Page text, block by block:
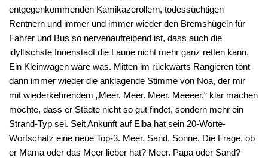
entgegenkommenden Kamikazerollern, todessüchtigen
Rentnern und immer und immer wieder den Bremshügeln für
Fahrer und Bus so nervenaufreibend ist, dass auch die
idyllischste Innenstadt die Laune nicht mehr ganz retten kann.
Ein Kleinwagen wäre was. Mitten im rückwärts Rangieren tönt
dann immer wieder die anklagende Stimme von Noa, der mir
mit wiederkehrendem „Meer. Meer. Meer. Meeeer.“ klar machen
möchte, dass er Städte nicht so gut findet, sondern mehr ein
Strand-Typ sei. Seit Ankunft auf Elba hat sein 20-Worte-
Wortschatz eine neue Top-3. Meer, Sand, Sonne. Die Frage, ob
er Mama oder das Meer lieber hat? Meer. Papa oder Sand?